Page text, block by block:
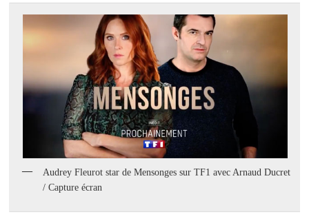
Audrey Fleurot star de Mensonges sur TF1 avec Arnaud Ducret
/ Capture écran